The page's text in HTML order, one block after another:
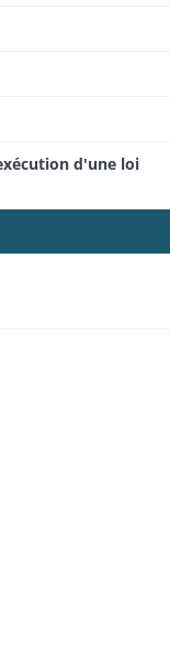
d'une loi